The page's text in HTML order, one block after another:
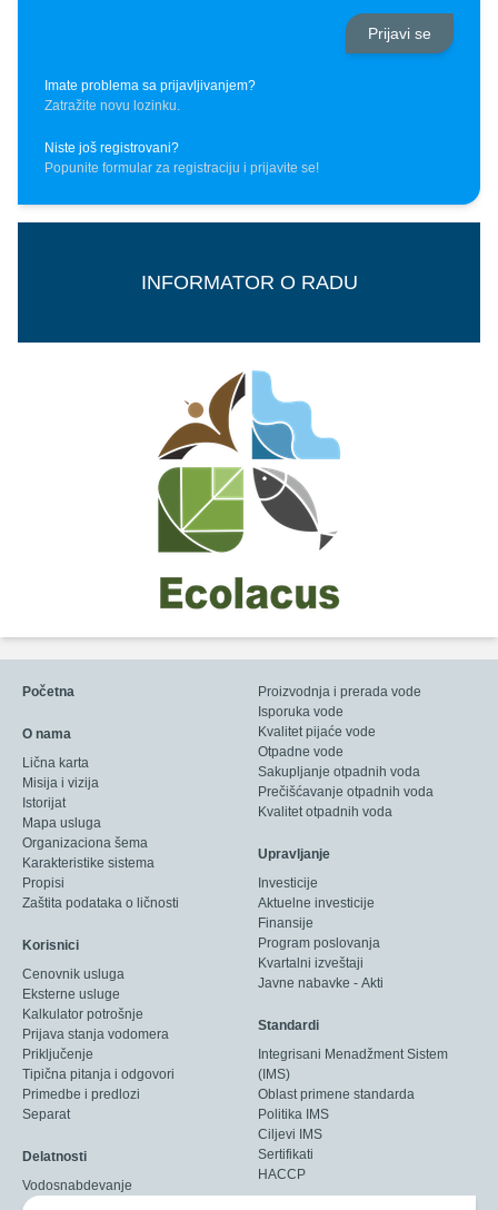
Imate problema sa prijavljivanjem?
Zatražite novu lozinku.
Niste još registrovani?
Popunite formular za registraciju i prijavite se!
INFORMATOR O RADU
Početna
O nama
Lična karta
Misija i vizija
Istorijat
Mapa usluga
Organizaciona šema
Karakteristike sistema
Propisi
Zaštita podataka o ličnosti
Korisnici
Cenovnik usluga
Eksterne usluge
Kalkulator potrošnje
Prijava stanja vodomera
Priključenje
Tipična pitanja i odgovori
Primedbe i predlozi
Separat
Delatnosti
Vodosnabdevanje
Proizvodnja i prerada vode
Isporuka vode
Kvalitet pijaće vode
Otpadne vode
Sakupljanje otpadnih voda
Prečišćavanje otpadnih voda
Kvalitet otpadnih voda
Upravljanje
Investicije
Aktuelne investicije
Finansije
Program poslovanja
Kvartalni izveštaji
Javne nabavke - Akti
Standardi
Integrisani Menadžment Sistem
(IMS)
Oblast primene standarda
Politika IMS
Ciljevi IMS
Sertifikati
HACCP